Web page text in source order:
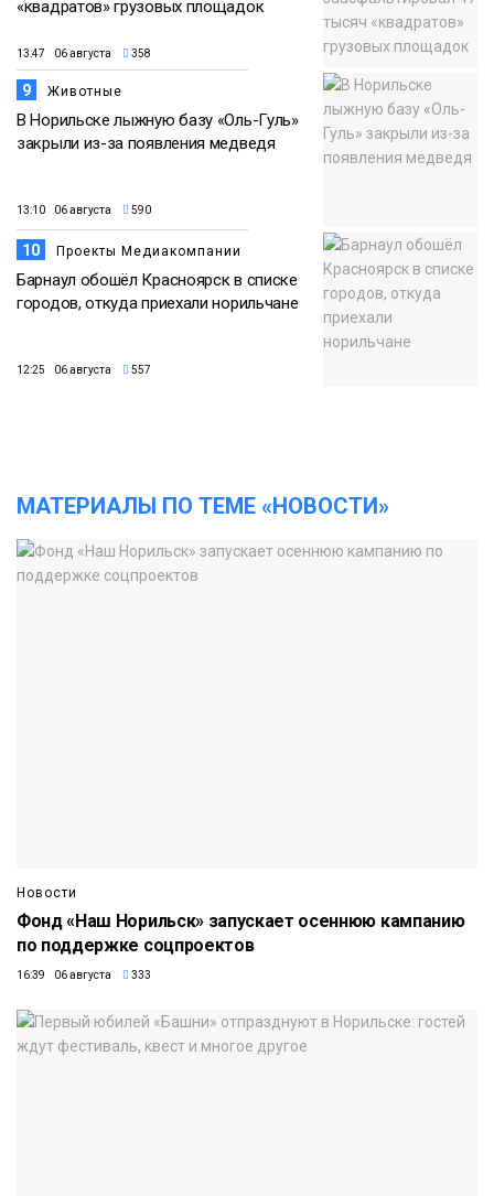
«квадратов» грузовых площадок
13:47 06 августа 358
9 Животные
В Норильске лыжную базу «Оль-Гуль»
закрыли из-за появления медведя
13:10 06 августа 590
10 Проекты Медиакомпании
Барнаул обошёл Красноярск в списке
городов, откуда приехали норильчане
12:25 06 августа 557
МАТЕРИАЛЫ ПО ТЕМЕ «НОВОСТИ»
Новости
Фонд «Наш Норильск» запускает осеннюю кампанию
по поддержке соцпроектов
16:39 06 августа 333